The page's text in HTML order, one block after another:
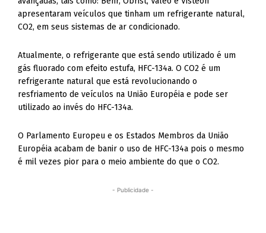
apresentaram veículos que tinham um refrigerante natural,
CO2, em seus sistemas de ar condicionado.
Atualmente, o refrigerante que está sendo utilizado é um
gás fluorado com efeito estufa, HFC-134a. O CO2 é um
refrigerante natural que está revolucionando o
resfriamento de veículos na União Européia e pode ser
utilizado ao invés do HFC-134a.
O Parlamento Europeu e os Estados Membros da União
Européia acabam de banir o uso de HFC-134a pois o mesmo
é mil vezes pior para o meio ambiente do que o CO2.
- Publicidade -